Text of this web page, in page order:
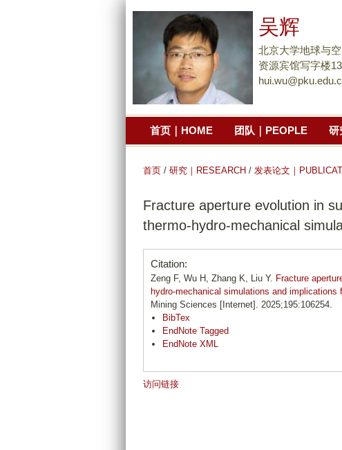
吴辉
北京大学地球与
资源宾馆写字楼
首页｜HOME 团队｜PEOPLE 研
首页 / 研究｜RESEARCH / 发表论文｜
Fracture aperture evolution in
thermo-hydro-mechanical
Citation:
Zeng F, Wu H, Zhang K, Liu Y. Fracture
hydro-mechanical simulations and implications
Mining Sciences [Internet]. 2025;195:106254.
BibTex
EndNote Tagged
EndNote XML
访问链接